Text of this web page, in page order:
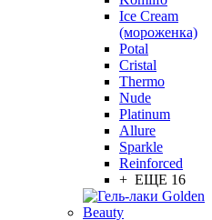
Ice Cream
(мороженка)
Potal
Cristal
Thermo
Nude
Platinum
Allure
Sparkle
Reinforced
+ ЕЩЕ 16